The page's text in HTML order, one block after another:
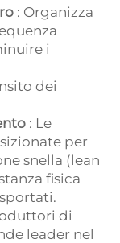
: Organizza
i
dei
: Le
per
snella (lean
fisica
di
leader nel